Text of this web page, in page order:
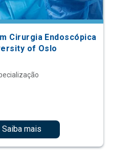
Cirurgia Endoscópica
of Oslo
Saiba mais